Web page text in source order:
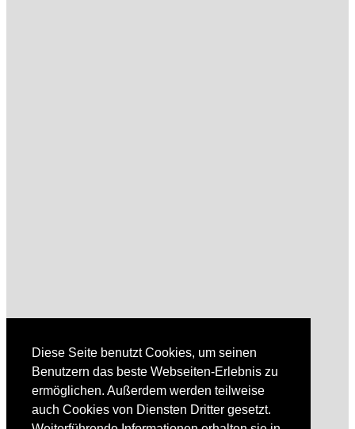
Diese Seite benutzt Cookies, um seinen
Benutzern das beste Webseiten-Erlebnis zu
ermöglichen. Außerdem werden teilweise
auch Cookies von Diensten Dritter gesetzt.